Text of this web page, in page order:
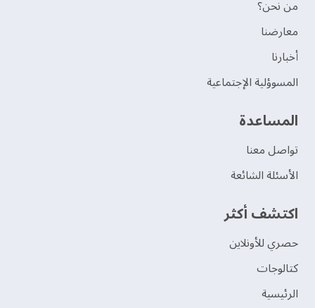
من نحن؟
‫معارضنا‬
‫أخبارنا‬
المسوؤلية الإجتماعية
‫المساعدة‬
تواصل معنا
الأسئلة الشائعة
اكتشف أكثر
حصري للأونلاين
‫كتالوجات‬
الرئيسية